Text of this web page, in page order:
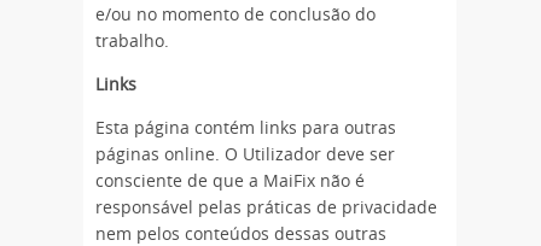
e/ou no momento de conclusão do
trabalho.
Links
Esta página contém links para outras
páginas online. O Utilizador deve ser
consciente de que a MaiFix não é
responsável pelas práticas de privacidade
nem pelos conteúdos dessas outras